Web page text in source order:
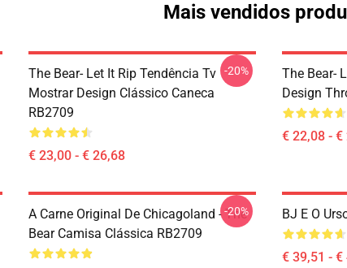
Mais vendidos
The Bear- Let It Rip Tendência Tv
Mostrar Design Clássico Caneca
RB2709
€ 23,00 - € 26,68
-20%
The Bear-
Design
€ 22,08 - €
A Carne Original De Chicagoland - The
Bear Camisa Clássica RB2709
-20% BJ E O
€ 39,51 - €